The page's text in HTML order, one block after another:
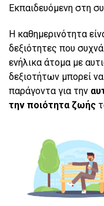
Εκπαιδευόμενη στη
Η καθημερινότητα
δεξιότητες που
ενήλικα άτομα με
δεξιοτήτων μπορεί
παράγοντα για την
την ποιότητα ζωής